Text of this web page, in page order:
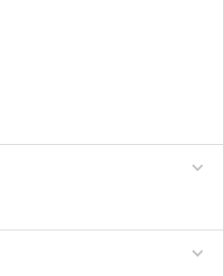
expand_more
expand_more